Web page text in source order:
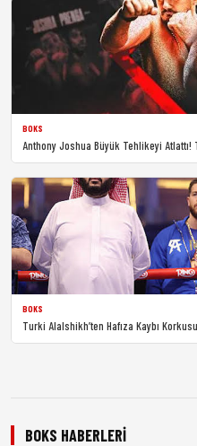
BOKS
Anthony Joshua Büyük Tehlikeyi
BOKS
Turki Alalshikh’ten Hafıza Kaybı
BOKS HABERLERI